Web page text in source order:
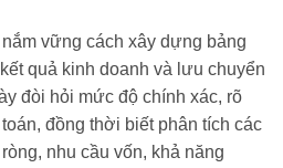
vững cách xây dựng bảng
quả kinh doanh và lưu chuyển
đòi hỏi mức độ chính xác, rõ
đồng thời biết phân tích các
nhu cầu vốn, khả năng